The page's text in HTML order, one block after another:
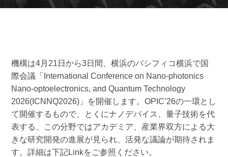
機構は4月21日から3日間、横浜のパシフィコ横浜で国
際会議「International Conference on Nano-photonics
Nano-optoelectronics, and Quantum Technology
2026(ICNNQ2026)」を開催します。OPIC’26の一環とし
て開催するもので、とくにナノデバイス、量子技術を代
表する、この分野ではアカデミア、産業界双方による大
きな研究開発の進展が見られ、活発な議論が期待されま
す。詳細は下記Linkをご参照ください。